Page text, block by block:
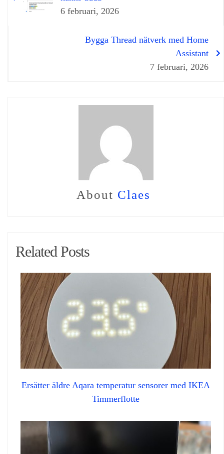
6 februari, 2026
Bygga Thread nätverk med Home
Assistant
7 februari, 2026
About Claes
Related Posts
Ersätter äldre Aqara temperatur sensorer med IKEA
Timmerflotte